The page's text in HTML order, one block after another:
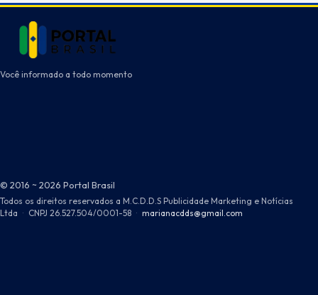
Você informado a todo momento
© 2016 ~ 2026 Portal Brasil
Todos os direitos reservados a M.C.D.D.S Publicidade Marketing e Notícias
Ltda · CNPJ 26.527.504/0001-58 · marianacdds@gmail.com